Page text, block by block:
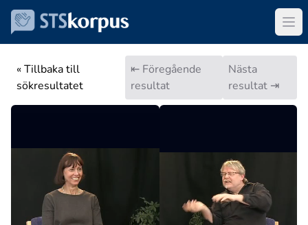
« Tillbaka till
sökresultatet
⇤ Föregående
resultat
Nästa
resultat ⇥